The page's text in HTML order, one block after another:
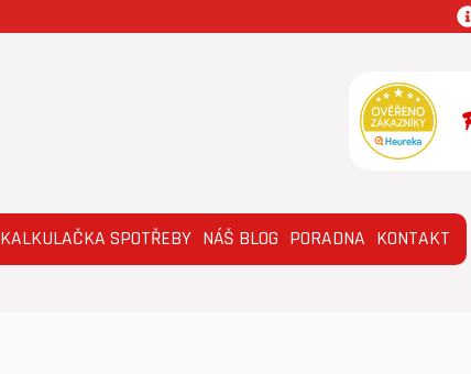
KALKULAČKA SPOTŘEBY NÁŠ BLOG PORADNA KONTAKT